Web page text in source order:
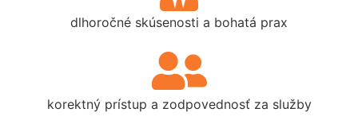
dlhoročné skúsenosti a bohatá prax
korektný prístup a zodpovednosť za služby